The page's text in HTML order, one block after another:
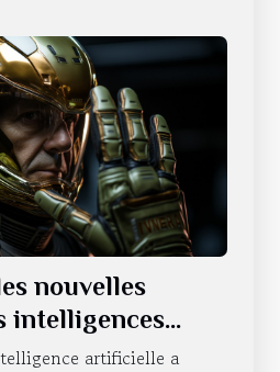
nouvelles
intelligences
le statut du
artificielle a